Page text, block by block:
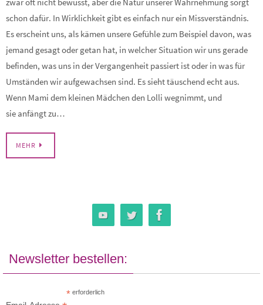
zwar oft nicht bewusst, aber die Natur unserer Wahrnehmung sorgt
schon dafür. In Wirklichkeit gibt es einfach nur ein Missverständnis.
Es erscheint uns, als kämen unsere Gefühle zum Beispiel davon, was
jemand gesagt oder getan hat, in welcher Situation wir uns gerade
befinden, was uns in der Vergangenheit passiert ist oder in was für
Umständen wir aufgewachsen sind. Es sieht täuschend echt aus.
Wenn Mami dem kleinen Mädchen den Lolli wegnimmt, und
sie anfängt zu…
MEHR
Newsletter bestellen:
* erforderlich